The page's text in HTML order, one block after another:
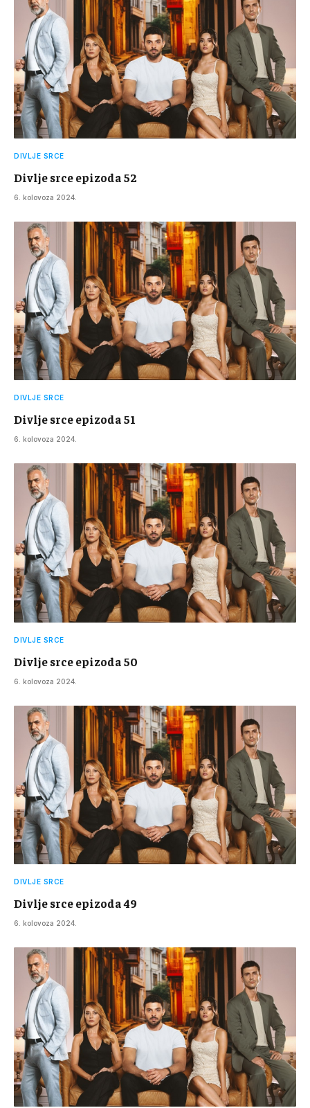
DIVLJE SRCE
Divlje srce epizoda 52
6. kolovoza 2024.
DIVLJE SRCE
Divlje srce epizoda 51
6. kolovoza 2024.
DIVLJE SRCE
Divlje srce epizoda 50
6. kolovoza 2024.
DIVLJE SRCE
Divlje srce epizoda 49
6. kolovoza 2024.